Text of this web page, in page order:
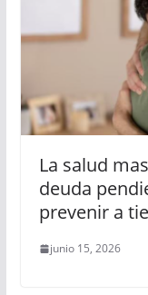
La salud
deuda
prevenir a
junio 15, 2026